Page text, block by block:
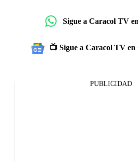
Sigue a Caracol TV
📺 Sigue a Caracol TV en
PUBLICIDAD